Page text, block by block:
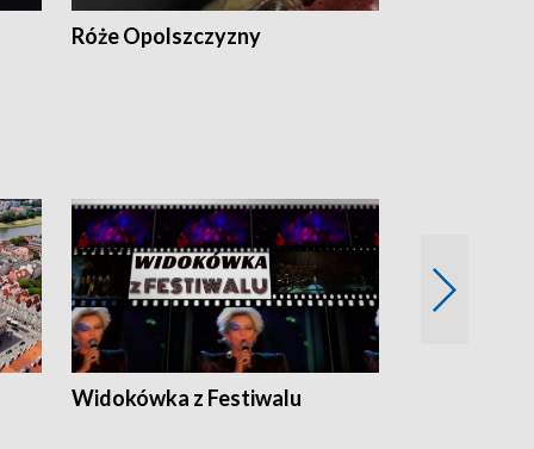
Róże Opolszczyzny
Widokówka z Festiwalu